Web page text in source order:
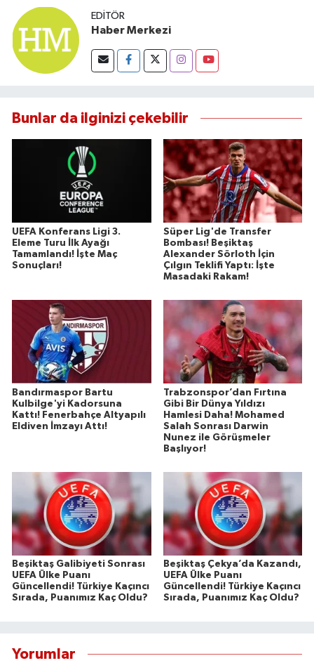
EDITÖR
Haber Merkezi
Bunlar da ilginizi çekebilir
UEFA Konferans Ligi 3.
Eleme Turu İlk Ayağı
Tamamlandı! İşte Maç
Sonuçları!
Süper Lig'de Transfer
Bombası! Beşiktaş
Alexander Sörloth İçin
Çılgın Teklifi Yaptı: İşte
Masadaki Rakam!
Bandırmaspor Bartu
Kulbilge'yi Kadorsuna
Kattı! Fenerbahçe Altyapılı
Eldiven İmzayı Attı!
Trabzonspor’dan Fırtına
Gibi Bir Dünya Yıldızı
Hamlesi Daha! Mohamed
Salah Sonrası Darwin
Nunez ile Görüşmeler
Başlıyor!
Beşiktaş Galibiyeti Sonrası
UEFA Ülke Puanı
Güncellendi! Türkiye Kaçıncı
Sırada, Puanımız Kaç Oldu?
Beşiktaş Çekya’da Kazandı,
UEFA Ülke Puanı
Güncellendi! Türkiye Kaçıncı
Sırada, Puanımız Kaç Oldu?
Yorumlar
SÜRMANŞET
Susurluk
TEKNOLOJİ
Trend
TÜRKİYE
VİZYONDAKİLER
YAŞAM